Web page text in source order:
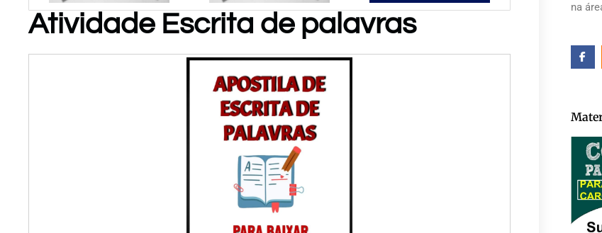
BAIXAR!
Atividades
de
Matemática
P/ Educ
Infantil
Atividade Escrita de palavras
na